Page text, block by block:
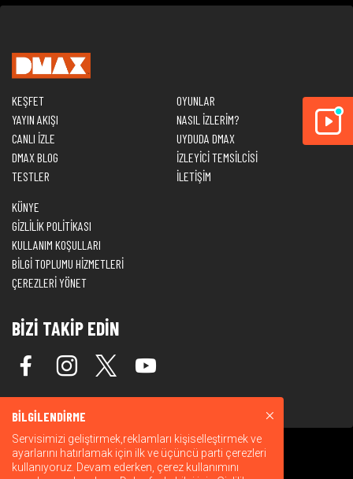
KEŞFET
YAYIN AKIŞI
CANLI İZLE
DMAX BLOG
TESTLER
OYUNLAR
NASIL İZLERİM?
UYDUDA DMAX
İZLEYİCİ TEMSİLCİSİ
İLETİŞİM
KÜNYE
GİZLİLİK POLİTİKASI
KULLANIM KOŞULLARI
BİLGİ TOPLUMU HİZMETLERİ
ÇEREZLERİ YÖNET
BİZİ TAKİP EDİN
BİLGİLENDİRME
Servisimizi geliştirmek,reklamları kişiselleştirmek ve
ayarlarını hatırlamak için ilk ve üçüncü parti çerezleri
kullanıyoruz. Devam ederken, çerez kullanımını